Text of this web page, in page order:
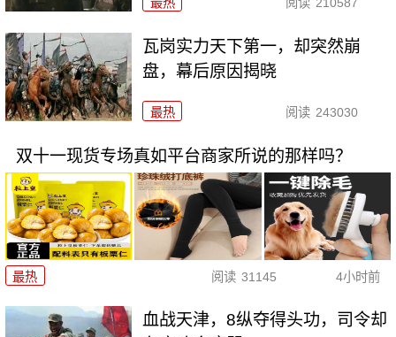
最热 阅读 210587
瓦岗实力天下第一，却突然崩
盘，幕后原因揭晓
最热 阅读 243030
双十一现货专场真如平台商家所说的那样吗？
最热 阅读 31145 4小时前
血战天津，8纵夺得头功，司令却